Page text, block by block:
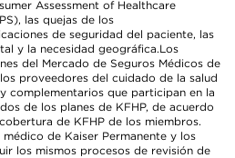
Assessment of Healthcare
las quejas de los
de seguridad del paciente, las
y la necesidad geográfica.Los
del Mercado de Seguros Médicos de
proveedores del cuidado de la salud
complementarios que participan en la
de los planes de KFHP, de acuerdo
de KFHP de los miembros.
de Kaiser Permanente y los
los mismos procesos de revisión de